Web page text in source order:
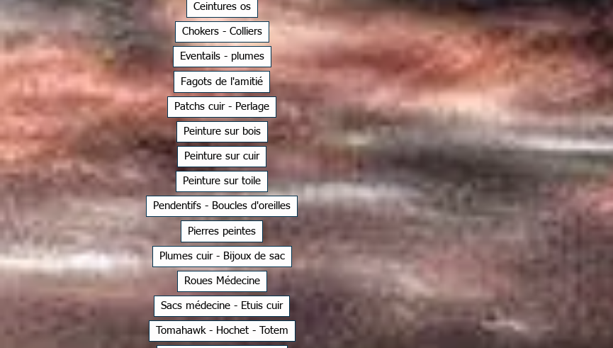
Ceintures os
Chokers - Colliers
Eventails - plumes
Fagots de l'amitié
Patchs cuir - Perlage
Peinture sur bois
Peinture sur cuir
Peinture sur toile
Pendentifs - Boucles d'oreilles
Pierres peintes
Plumes cuir - Bijoux de sac
Roues Médecine
Sacs médecine - Etuis cuir
Tomahawk - Hochet - Totem